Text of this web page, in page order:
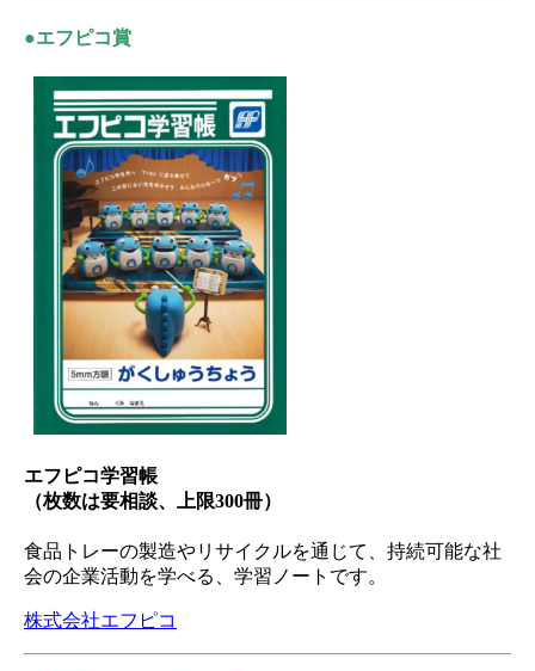
●エフピコ賞
エフピコ学習帳
（枚数は要相談、上限300冊）
食品トレーの製造やリサイクルを通じて、持続可能な社
会の企業活動を学べる、学習ノートです。
株式会社エフピコ